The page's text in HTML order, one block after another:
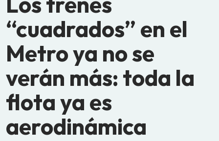
“cuadrados” en el
Metro ya no se
verán más: toda la
flota ya es
aerodinámica